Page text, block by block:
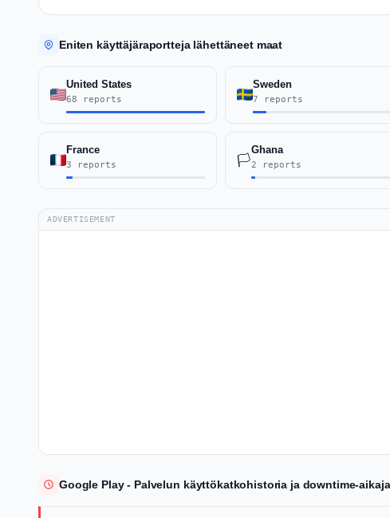
Eniten käyttäjäraportteja lähettäneet maat
United States
68 reports
Sweden
7 reports
France
3 reports 🏳️
Ghana
2 reports
ADVERTISEMENT
Google Play - Palvelun käyttökatkohistoria ja downtime-